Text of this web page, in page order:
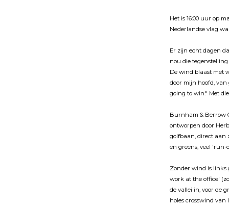
Het is 16:00 uur op
Nederlandse vlag
Er zijn echt dagen
nou die
De wind blaast met
door mijn hoofd, van
going to win." Met
Burnham & Berrow
ontworpen door
golfbaan, direct aan
en greens, veel 'run-
Zonder wind is links
work at the office'
de vallei in, voor de
holes crosswind van